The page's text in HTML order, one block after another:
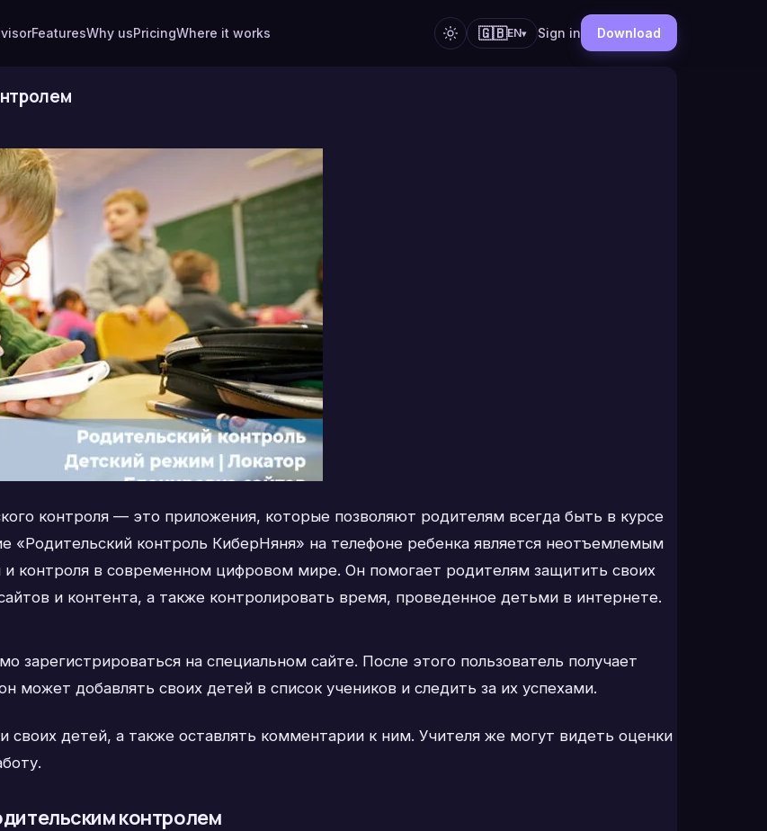
FeaturesWhy usPricingWhere it works 🇬🇧EN▾ Sign in Download
контроля — это приложения, которые позволяют родителям всегда быть в курсе
«Родительский контроль КиберНяня» на телефоне ребенка является неотъемлемым
и контроля в современном цифровом мире. Он помогает родителям защитить своих
и контента, а также контролировать время, проведенное детьми в интернете.
зарегистрироваться на специальном сайте. После этого пользователь получает
может добавлять своих детей в список учеников и следить за их успехами.
детей, а также оставлять комментарии к ним. Учителя же могут видеть оценки
контролем